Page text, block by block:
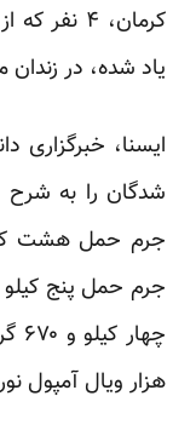
کرمان، ۴
یاد شده، در زندان
ایسنا، خبرگزاری
شدگان را به شرح
جرم حمل هشت
هزار ویال آمپول